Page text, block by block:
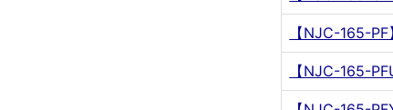
【NJC-165-
【NJC-165-